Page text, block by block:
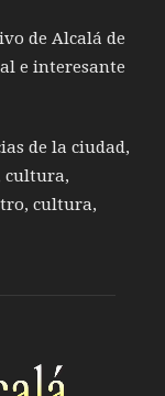
de Alcalá de
e interesante
de la ciudad,
cultura,
cultura,